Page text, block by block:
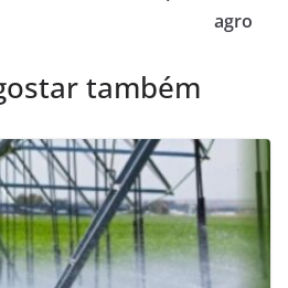
agro
também